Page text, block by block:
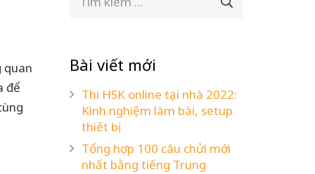
quan
để
Bài viết mới
Thi HSK online tại nhà 2022:
Kinh nghiệm làm bài, setup
thiết bị
Tổng hợp 100 câu chửi mới
nhất bằng tiếng Trung